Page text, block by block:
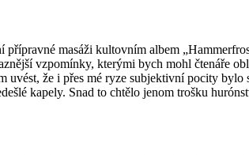
přípravné masáži kultovním albem
vzpomínky, kterými bych mohl čtenáře
uvést, že i přes mé ryze subjektivní pocity
kapely. Snad to chtělo jenom trošku